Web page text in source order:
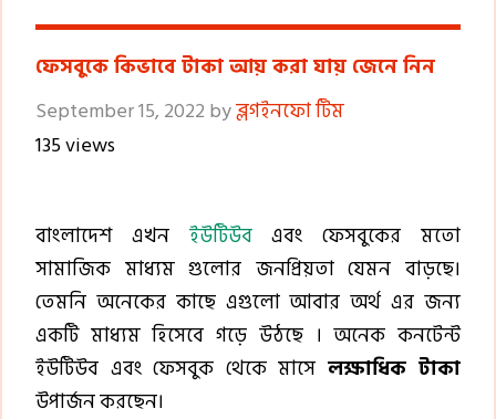
ফেসবুকে কিভাবে টাকা আয় করা যায় জেনে নিন
September 15, 2022 byব্লগইনফো টিম
135 views
বাংলাদেশ এখনইউটিউবএবং ফেসবুকের মতো
সামাজিক মাধ্যম গুলোর জনপ্রিয়তা যেমন বাড়ছে।
তেমনি অনেকের কাছে এগুলো আবার অর্থ এর জন্য
একটি মাধ্যম হিসেবে গড়ে উঠছে । অনেক কনটেন্ট
ইউটিউব এবং ফেসবুক থেকে মাসে লক্ষাধিক টাকা
উপার্জন করছেন।